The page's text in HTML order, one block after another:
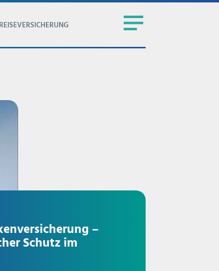
–
Schutz im